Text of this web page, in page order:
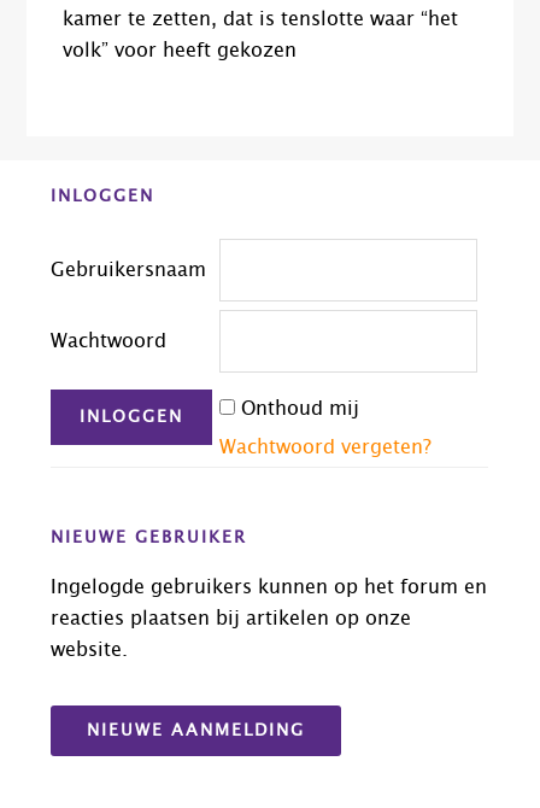
kamer te zetten, dat is tenslotte waar “het
volk” voor heeft gekozen
Before
INLOGGEN
Gebruikersnaam
Wachtwoord
Onthoud mij
Wachtwoord vergeten?
NIEUWE GEBRUIKER
Ingelogde gebruikers kunnen op het forum en
reacties plaatsen bij artikelen op onze
website.
NIEUWE AANMELDING